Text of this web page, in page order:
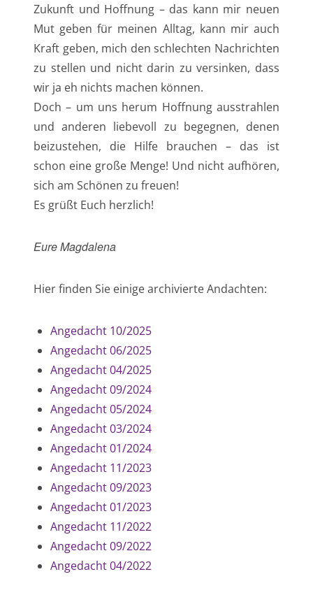
Zukunft und Hoffnung – das kann mir neuen
Mut geben für meinen Alltag, kann mir auch
Kraft geben, mich den schlechten Nachrichten
zu stellen und nicht darin zu versinken, dass
wir ja eh nichts machen können.
Doch – um uns herum Hoffnung ausstrahlen
und anderen liebevoll zu begegnen, denen
beizustehen, die Hilfe brauchen – das ist
schon eine große Menge! Und nicht aufhören,
sich am Schönen zu freuen!
Es grüßt Euch herzlich!
Eure Magdalena
Hier finden Sie einige archivierte Andachten:
Angedacht 10/2025
Angedacht 06/2025
Angedacht 04/2025
Angedacht 09/2024
Angedacht 05/2024
Angedacht 03/2024
Angedacht 01/2024
Angedacht 11/2023
Angedacht 09/2023
Angedacht 01/2023
Angedacht 11/2022
Angedacht 09/2022
Angedacht 04/2022